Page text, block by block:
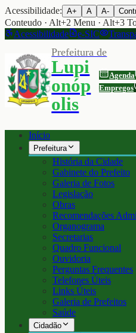
Acessibilidade: A+ A A-
Conteudo · Alt+2 Menu · Alt+3
Acessibilidade
e-SIC
Prefeitura de
Lupi
onóp
olis
Agenda
Empregos
Início
Prefeitura
História da Cidade
Gabinete do Prefeito
Galeria de Fotos
Legislação
Obras
Recomendações
Organograma
Secretarias
Quadro Funcional
Ouvidoria
Perguntas Frequentes
Telefones Úteis
Links Úteis
Galeria de Prefeitos
Saúde
Cidadão